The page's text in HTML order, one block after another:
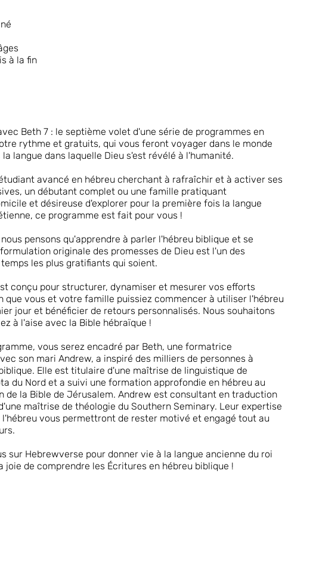
à la fin
Beth 7 : le septième volet d'une série de programmes en
rythme et gratuits, qui vous feront voyager dans le monde
langue dans laquelle Dieu s'est révélé à l'humanité.
avancé en hébreu cherchant à rafraîchir et à activer ses
un débutant complet ou une famille pratiquant
et désireuse d'explorer pour la première fois la langue
ce programme est fait pour vous !
pensons qu'apprendre à parler l'hébreu biblique et se
originale des promesses de Dieu est l'un des
les plus gratifiants qui soient.
conçu pour structurer, dynamiser et mesurer vos efforts
que vous et votre famille puissiez commencer à utiliser l'hébreu
jour et bénéficier de retours personnalisés. Nous souhaitons
à l'aise avec la Bible hébraïque !
vous serez encadré par Beth, une formatrice
son mari Andrew, a inspiré des milliers de personnes à
Elle est titulaire d'une maîtrise de linguistique de
du Nord et a suivi une formation approfondie en hébreu au
de la Bible de Jérusalem. Andrew est consultant en traduction
maîtrise de théologie du Southern Seminary. Leur expertise
vous permettront de rester motivé et engagé tout au
sur Hebrewverse pour donner vie à la langue ancienne du roi
joie de comprendre les Écritures en hébreu biblique !